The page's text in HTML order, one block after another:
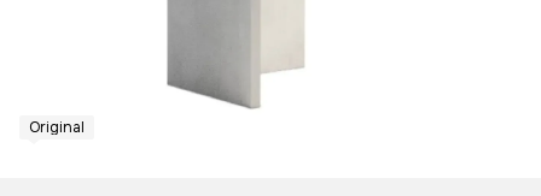
Original